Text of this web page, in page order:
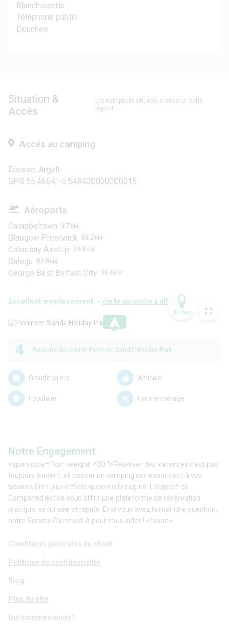
Blanchisserie
Téléphone public
Douches
Situation &
Accès
Les campeurs ont adoré explorer cette
région!
Accés au camping
Ecosse, Argyll
GPS 55.4664, -5.548400000000015
Aéroports
Campbeltown 9.7 KM
Glasgow Prestwick 59.2 KM
Colonsay Airstrip 78.8 KM
Galegu 82.9 KM
George Best Belfast City 96.6 KM
Excellent emplacement - carte agrandie à afficher
.
3D map
4 Raisons de choisir Peninver Sands Holiday Park
Grande valeur Amicale
Populaire Faire le ménage
Notre Engagement
<span style="font-weight: 400;">Réserver des vacances n’est pas
toujours évident, et trouver un camping correspondant à vos
besoins bien plus difficile qu’on ne l’imagine. L’objectif de
Campsited est de vous offrir une plateforme de réservation
pratique, sécurisée et rapide. Et si vous avez la moindre question,
notre Service Client est là pour vous aider ! </span>
Conditions générales du client
Politique de confidentialité
Blog
Plan du site
Qui sommes-nous?